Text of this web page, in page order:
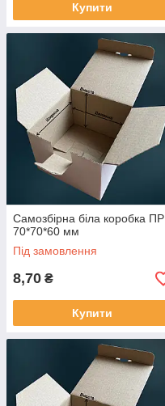
Купити
Самозбірна біла коробка ПР
70*70*60 мм
Під замовлення
8,70 ₴
Купити